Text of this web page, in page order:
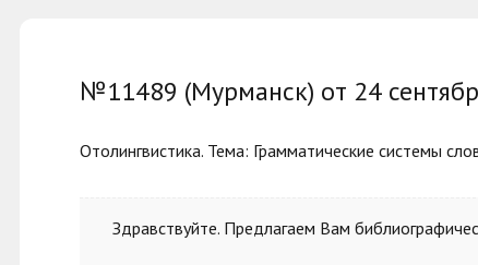
№11489 (Мурманск) от 24
Отолингвистика. Тема: Грамматические системы
Здравствуйте. Предлагаем Вам